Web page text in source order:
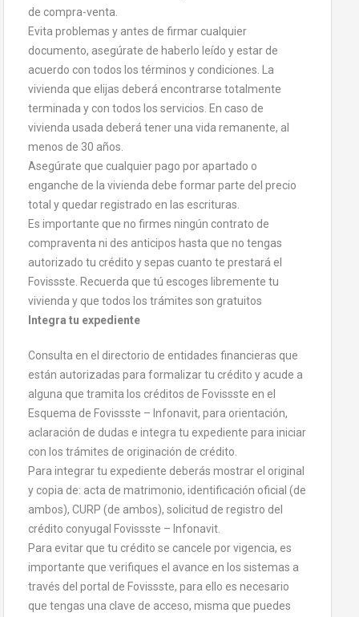
de compra-venta.
Evita problemas y antes de firmar cualquier
documento, asegúrate de haberlo leído y estar de
acuerdo con todos los términos y condiciones. La
vivienda que elijas deberá encontrarse totalmente
terminada y con todos los servicios. En caso de
vivienda usada deberá tener una vida remanente, al
menos de 30 años.
Asegúrate que cualquier pago por apartado o
enganche de la vivienda debe formar parte del precio
total y quedar registrado en las escrituras.
Es importante que no firmes ningún contrato de
compraventa ni des anticipos hasta que no tengas
autorizado tu crédito y sepas cuanto te prestará el
Fovissste. Recuerda que tú escoges libremente tu
vivienda y que todos los trámites son gratuitos
Integra tu expediente
Consulta en el directorio de entidades financieras que
están autorizadas para formalizar tu crédito y acude a
alguna que tramita los créditos de Fovissste en el
Esquema de Fovissste – Infonavit, para orientación,
aclaración de dudas e integra tu expediente para iniciar
con los trámites de originación de crédito.
Para integrar tu expediente deberás mostrar el original
y copia de: acta de matrimonio, identificación oficial (de
ambos), CURP (de ambos), solicitud de registro del
crédito conyugal Fovissste – Infonavit.
Para evitar que tu crédito se cancele por vigencia, es
importante que verifiques el avance en los sistemas a
través del portal de Fovissste, para ello es necesario
que tengas una clave de acceso, misma que puedes